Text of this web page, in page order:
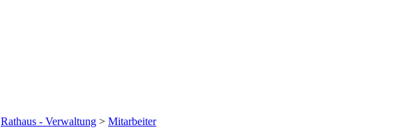
Rathaus - Verwaltung > Mitarbeiter